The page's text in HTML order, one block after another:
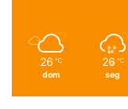
26 ℃
dom
26 ℃
seg